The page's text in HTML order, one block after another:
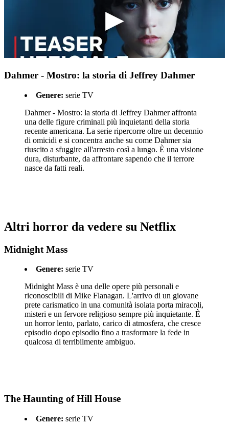
Dahmer - Mostro: la storia di Jeffrey Dahmer
Genere: serie TV
Dahmer - Mostro: la storia di Jeffrey Dahmer affronta
una delle figure criminali più inquietanti della storia
recente americana. La serie ripercorre oltre un decennio
di omicidi e si concentra anche su come Dahmer sia
riuscito a sfuggire all'arresto così a lungo. È una visione
dura, disturbante, da affrontare sapendo che il terrore
nasce da fatti reali.
Altri horror da vedere su Netflix
Midnight Mass
Genere: serie TV
Midnight Mass è una delle opere più personali e
riconoscibili di Mike Flanagan. L'arrivo di un giovane
prete carismatico in una comunità isolata porta miracoli,
misteri e un fervore religioso sempre più inquietante. È
un horror lento, parlato, carico di atmosfera, che cresce
episodio dopo episodio fino a trasformare la fede in
qualcosa di terribilmente ambiguo.
The Haunting of Hill House
Genere: serie TV